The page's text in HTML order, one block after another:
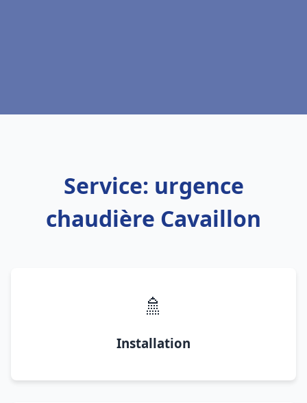
Service: urgence
chaudière Cavaillon
🚿
Installation